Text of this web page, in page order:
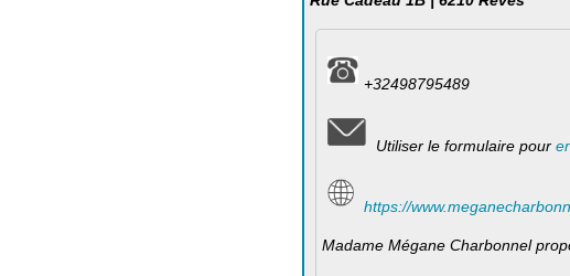
+32498795489
Utiliser le formulaire pour
https://
Madame Mégane Charbonnel